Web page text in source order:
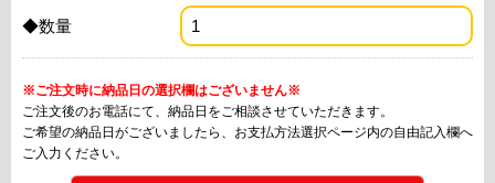
◆数量
※ご注文時に納品日の選択欄はございません※
ご注文後のお電話にて、納品日をご相談させていただきます。
ご希望の納品日がございましたら、お支払方法選択ページ内の自由記入欄へ
ご入力ください。